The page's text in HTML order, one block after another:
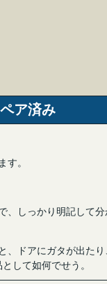
ア済み
す。
、しっかり明記して
、ドアにガタが出た
して如何でせう。